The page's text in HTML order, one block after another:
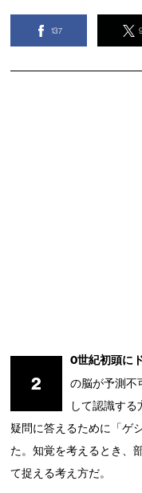
137
2
0世紀初頭に
の脳が予測不
して認識す
疑問に答えるために「ゲ
た。知覚を考えるとき、
て捉える考え方だ。